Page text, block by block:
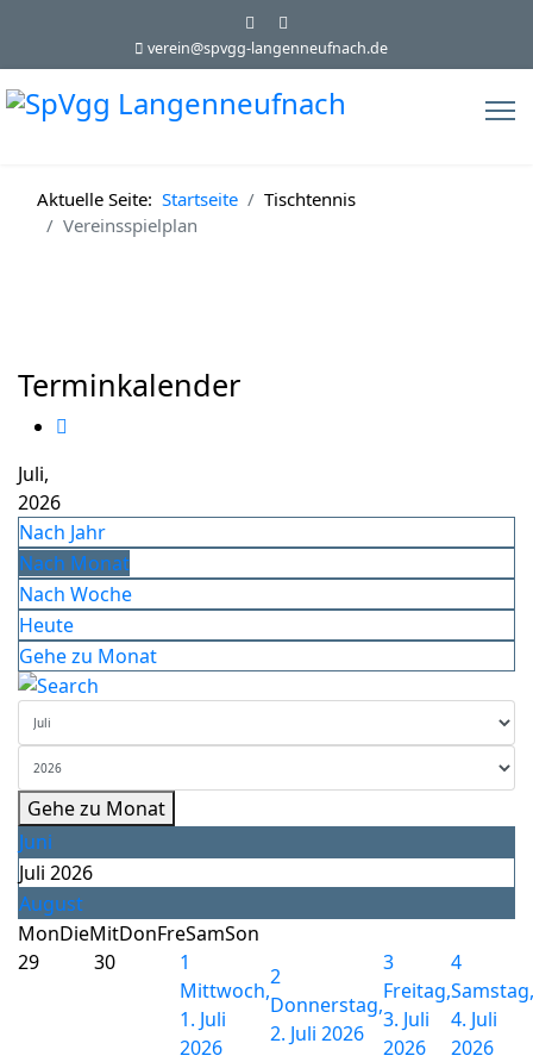
verein@spvgg-langenneufnach.de
Aktuelle Seite: Startseite
Tischtennis
Vereinsspielplan
Terminkalender
Juli,
2026
Nach Jahr
Nach Monat
Nach Woche
Heute
Gehe zu Monat
Gehe zu Monat
Juni
Juli 2026
August
MonDieMitDonFreSamSon
29
30
1
Mittwoch,
1. Juli
2026
2
Donnerstag,
2. Juli 2026
3
Freitag,
3. Juli
2026
4
Samstag,
4. Juli
2026